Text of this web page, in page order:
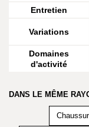
Entretien
Variations
Domaines
d'activité
DANS LE MÊME